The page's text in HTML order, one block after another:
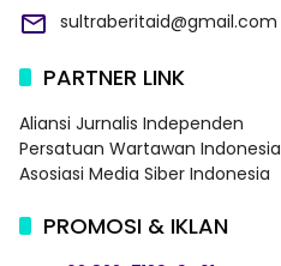
sultraberitaid@gmail.com
PARTNER LINK
Aliansi Jurnalis Independen
Persatuan Wartawan Indonesia
Asosiasi Media Siber Indonesia
PROMOSI & IKLAN